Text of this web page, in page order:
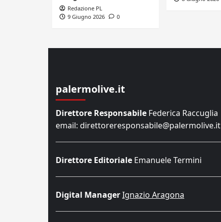
Redazione PL
9 Giugno 2026
0
palermolive.it
Direttore Responsabile Federica Raccuglia
email: direttoreresponsabile@palermolive.it
Direttore Editoriale Emanuele Termini
Digital ManagerIgnazio Aragona